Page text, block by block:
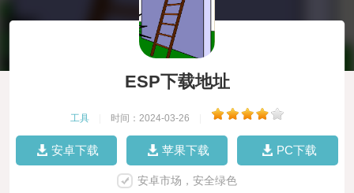
ESP下载地址
工具 时间：2024-03-26
安卓下载 苹果下载 PC下载
安卓市场，安全绿色